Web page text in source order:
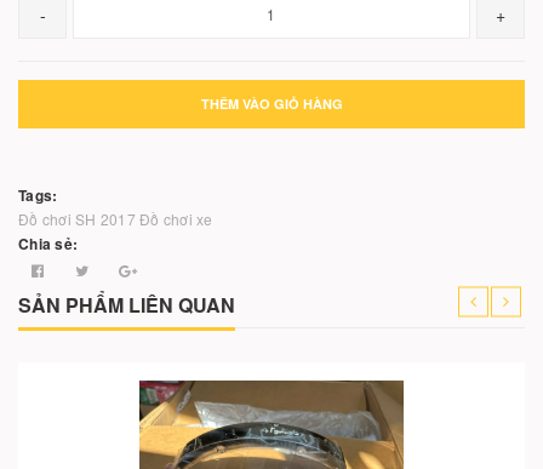
- +
THÊM VÀO GIỎ HÀNG
Tags:
Đồ chơi SH 2017 Đồ chơi xe
Chia sẻ:
SẢN PHẨM LIÊN QUAN